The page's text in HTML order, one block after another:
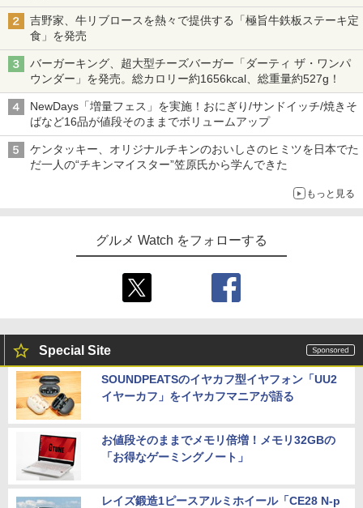
吉野家、牛リブロースを熱々で提供する「極旨牛鉄板ステーキ定
食」を発売
バーガーキング、超大型チーズバーガー「ダーティ ザ・ワンパ
ウンダー」を発売。総カロリー約1656kcal、総重量約527g！
NewDays「増量フェス」を実施！おにぎり/サンドイッチ/焼きそ
ばなど16品が値段そのままでボリュームアップ
ケンタッキー、オリジナルチキンのおいしさのヒミツを日本でた
だ一人の“チキンマイスター”笠原氏から学んできた
もっと見る
グルメ Watch をフォローする
Special Site
SOUNDPEATSのイヤカフ型イヤフォン「UU2
イヤーカフ」をイヤカフマニアが語る
お値段そのままでメモリ倍増！メモリ32GBの
「お得なゲーミングノート」
レイズ鍛造1ピースアルミホイール「CE28 N-p